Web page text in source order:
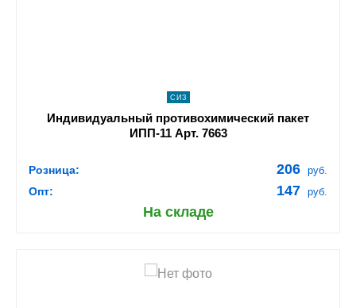
СИЗ
Индивидуальный противохимический пакет
ИПП-11 Арт. 7663
Розница: 206 руб.
Опт: 147 руб.
На складе
shopping_cart В КОРЗИНУ